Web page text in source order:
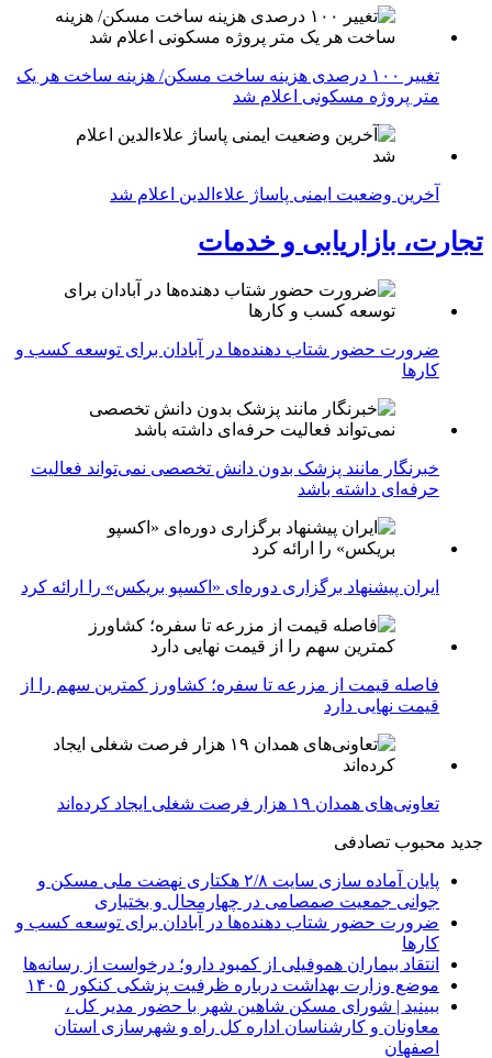
تغییر ۱۰۰ درصدی هزینه ساخت مسکن/ هزینه ساخت هر یک
متر پروژه مسکونی اعلام شد
آخرین وضعیت ایمنی پاساژ علاءالدین اعلام شد
تجارت، بازاریابی و خدمات
ضرورت حضور شتاب ‌دهنده‌ها در آبادان برای توسعه کسب‌ و
کارها
خبرنگار مانند پزشک بدون دانش تخصصی نمی‌تواند فعالیت
حرفه‌ای داشته باشد
ایران پیشنهاد برگزاری دوره‌ای «اکسپو بریکس» را ارائه کرد
فاصله قیمت از مزرعه تا سفره؛ کشاورز کمترین سهم را از
قیمت نهایی دارد
تعاونی‌های همدان ۱۹ هزار فرصت شغلی ایجاد کرده‌اند
جدید محبوب تصادفی
پایان آماده‌ سازی سایت ۲/۸ هکتاری نهضت ملی مسکن و
جوانی جمعیت صمصامی در چهارمحال و بختیاری
ضرورت حضور شتاب ‌دهنده‌ها در آبادان برای توسعه کسب‌ و
کارها
انتقاد بیماران هموفیلی از کمبود دارو؛ درخواست از رسانه‌ها
موضع وزارت بهداشت درباره ظرفیت پزشکی کنکور ۱۴۰۵
ببینید | شورای مسکن شاهین شهر با حضور مدیر کل ،
معاونان و کارشناسان اداره کل راه و شهرسازی استان
اصفهان